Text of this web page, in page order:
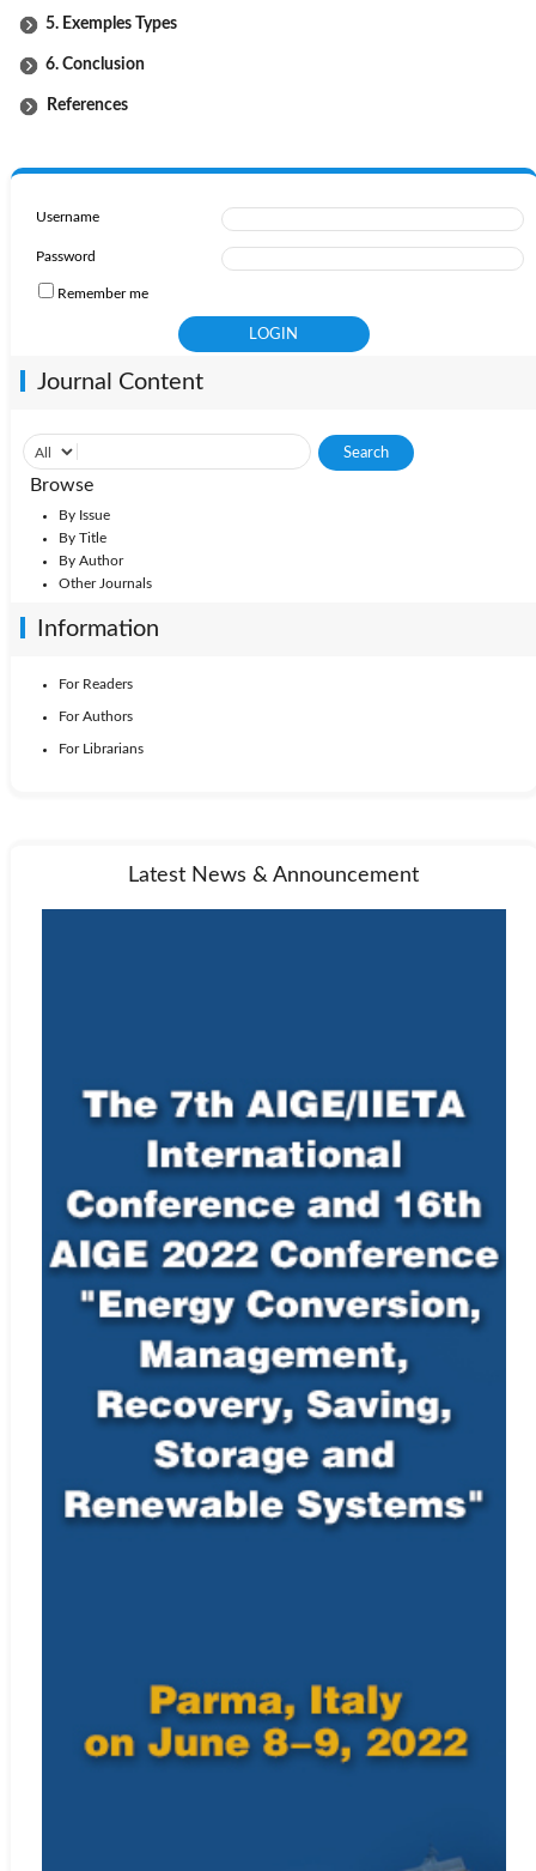
5. Exemples Types
6. Conclusion
References
Username
Password
Remember me
Journal Content
Browse
By Issue
By Title
By Author
Other Journals
Information
For Readers
For Authors
For Librarians
Latest News & Announcement